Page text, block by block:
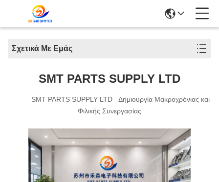
Σχετικά Με Εμάς
SMT PARTS SUPPLY LTD
SMT PARTS SUPPLY LTD Δημιουργία Μακροχρόνιας και
Φιλικής Συνεργασίας